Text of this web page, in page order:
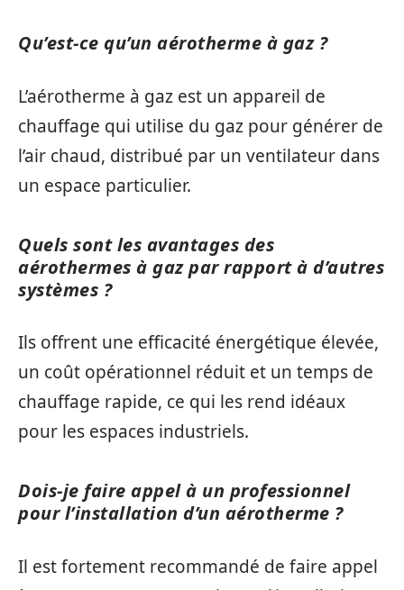
Qu’est-ce qu’un aérotherme à gaz ?
L’aérotherme à gaz est un appareil de
chauffage qui utilise du gaz pour générer de
l’air chaud, distribué par un ventilateur dans
un espace particulier.
Quels sont les avantages des
aérothermes à gaz par rapport à d’autres
systèmes ?
Ils offrent une efficacité énergétique élevée,
un coût opérationnel réduit et un temps de
chauffage rapide, ce qui les rend idéaux
pour les espaces industriels.
Dois-je faire appel à un professionnel
pour l’installation d’un aérotherme ?
Il est fortement recommandé de faire appel